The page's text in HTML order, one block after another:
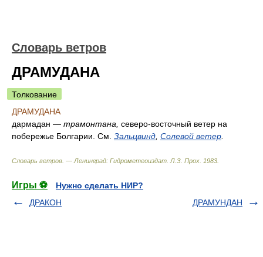
Словарь ветров
ДРАМУДАНА
Толкование
ДРАМУДАНА
дармадан — трамонтана, северо-восточный ветер на
побережье Болгарии. См. Зальцвинд Солевой ветер
Словарь ветров. — Ленинград: Гидрометеоиздат Л.З. Прох 1983
Игры ⚽
Нужно сделать НИР?
ДРАКОН
ДРАМУНДАН